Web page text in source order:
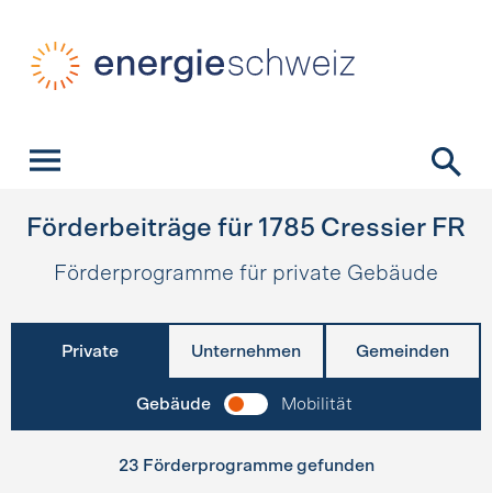
Förderbeiträge für 1785 Cressier FR
Förderprogramme für private Gebäude
Private Unternehmen Gemeinden
Gebäude Mobilität
23 Förderprogramme gefunden